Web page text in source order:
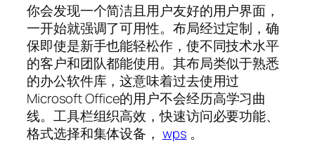
你会发现一个简洁且用户友好的用户界面，
一开始就强调了可用性。布局经过定制，确
保即使是新手也能轻松作，使不同技术水平
的客户和团队都能使用。其布局类似于熟悉
的办公软件库，这意味着过去使用过
Microsoft Office的用户不会经历高学习曲
线。工具栏组织高效，快速访问必要功能、
格式选择和集体设备， wps 。